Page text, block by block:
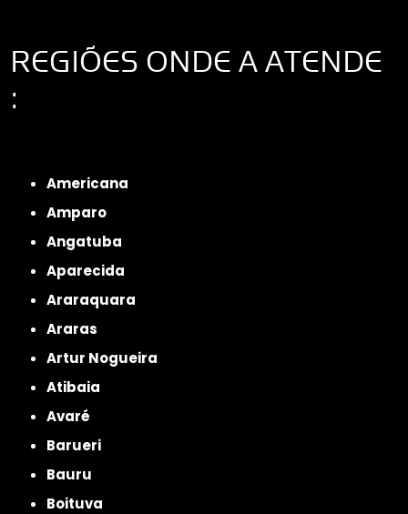
REGIÕES ONDE A ATENDE
:
Americana
Amparo
Angatuba
Aparecida
Araraquara
Araras
Artur Nogueira
Atibaia
Avaré
Barueri
Bauru
Boituva